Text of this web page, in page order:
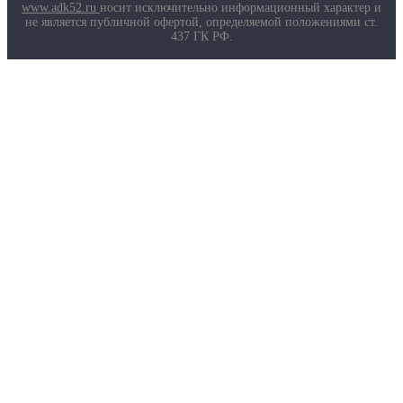
Маркировка противогазов
Основные ТР ТС, ГОСТ и ТУ
www.adk52.ru носит исключительно информационный характер и
не является публичной офертой, определяемой положениями ст.
437 ГК РФ.